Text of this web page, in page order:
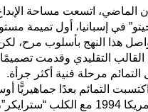
الماضي، اتسعت مساحة
في إسبانيا، أول تميمة
التقليدي وقدمت تصميمًا
مرحلة فنية أكثر جرأة.
التمائم بعدًا